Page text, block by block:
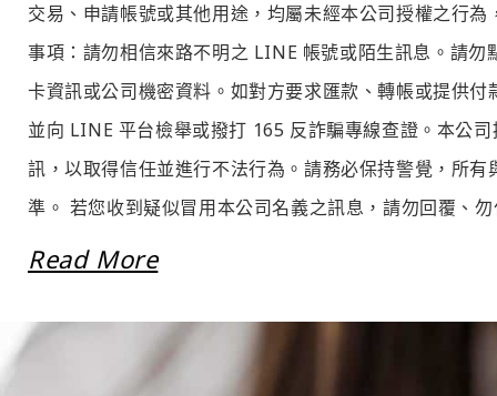
交易、申請帳號或其他用途，均屬未經本公司授權之行
事項：請勿相信來路不明之 LINE 帳號或陌生訊息。請
卡資訊或公司機密資料。如對方要求匯款、轉帳或提供
並向 LINE 平台檢舉或撥打 165 反詐騙專線查證。本公
訊，以取得信任並進行不法行為。請務必保持警覺，所
準。 若您收到疑似冒用本公司名義之訊息，請勿回覆、
Read More